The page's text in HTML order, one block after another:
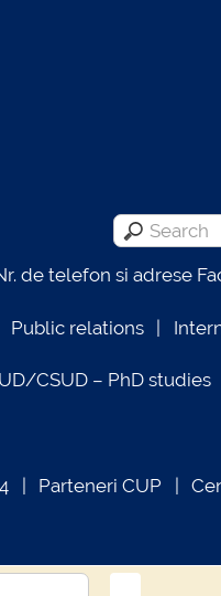
de telefon si adrese
Public relations
CSUD – PhD studies
Parteneri CUP